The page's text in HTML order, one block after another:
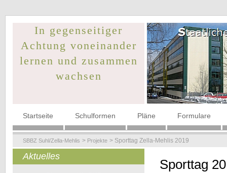
In gegenseitiger
Achtung voneinander
lernen und zusammen
wachsen
Navigation
Startseite Schulformen Pläne Formulare
SBBZ Suhl/Zella-Mehlis Projekte Sporttag Zella-Mehlis 2019
Sporttag
Aktuelles